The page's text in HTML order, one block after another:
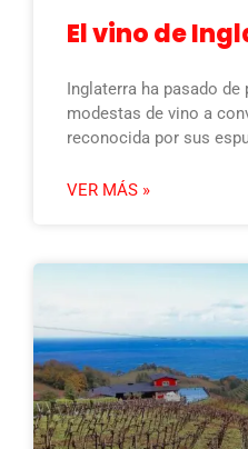
El vino de
Inglaterra ha pasado
modestas de vino a
reconocida por sus
VER MÁS »